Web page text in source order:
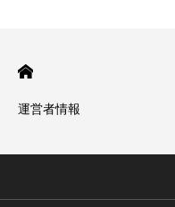
運営者情報